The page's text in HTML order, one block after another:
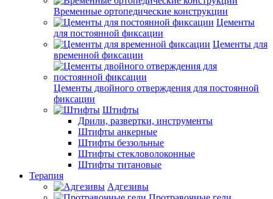
Временные ортопедические конструкции
Цементы
для постоянной фиксации
Цементы для
временной фиксации
Цементы двойного отверждения для постоянной
фиксации
Штифты
Дрили, развертки, инструменты
Штифты анкерные
Штифты беззольные
Штифты стекловолоконные
Штифты титановые
Терапия
Адгезивы